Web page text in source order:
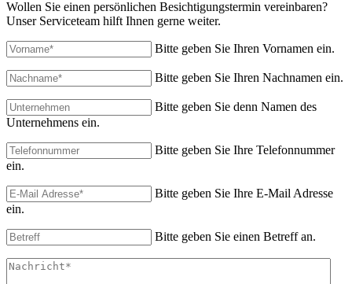
Wollen Sie einen persönlichen Besichtigungstermin vereinbaren?
Unser Serviceteam hilft Ihnen gerne weiter.
Bitte geben Sie Ihren Vornamen ein.
Bitte geben Sie Ihren Nachnamen ein.
Bitte geben Sie denn Namen des
Unternehmens ein.
Bitte geben Sie Ihre Telefonnummer
ein.
Bitte geben Sie Ihre E-Mail Adresse
ein.
Bitte geben Sie einen Betreff an.